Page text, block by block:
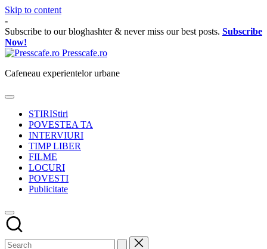
Skip to content
-
Subscribe to our bloghashter & never miss our best posts. Subscribe
Now!
Presscafe.ro
Cafeneau experientelor urbane
STIRIStiri
POVESTEA TA
INTERVIURI
TIMP LIBER
FILME
LOCURI
POVESTI
Publicitate